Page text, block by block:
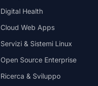
Digital Health
Cloud Web Apps
Servizi & Sistemi Linux
Open Source Enterprise
Ricerca & Sviluppo